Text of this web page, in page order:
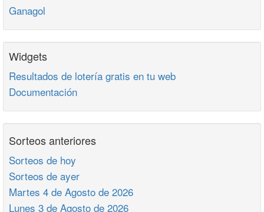
Ganagol
Widgets
Resultados de lotería gratis en tu web
Documentación
Sorteos anteriores
Sorteos de hoy
Sorteos de ayer
Martes 4 de Agosto de 2026
Lunes 3 de Agosto de 2026